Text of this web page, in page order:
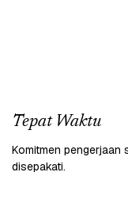
Tepat Waktu
Komitmen pengerjaan
disepakati.